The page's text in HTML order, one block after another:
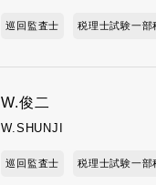
巡回監査士 税理士試験一部
W.俊二
W.SHUNJI
巡回監査士 税理士試験一部